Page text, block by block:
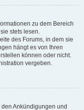
zu dem Bereich
stets lesen.
des Forums, in dem sie
hängt es von Ihren
können oder nicht.
vergeben.
Ankündigungen und